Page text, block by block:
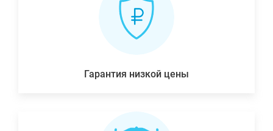
Гарантия низкой цены